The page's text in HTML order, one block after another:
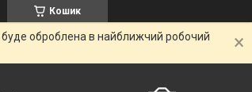
Кошик
буде оброблена в найближчий робочий